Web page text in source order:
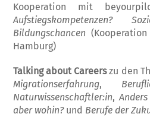
Kooperation mit
Aufstiegskompetenzen?
Bildungschancen
Hamburg)
Talking about Careerszu den
Migrationserfahrung,
Naturwissenschaftler:in,
aber wohin?und Berufe der